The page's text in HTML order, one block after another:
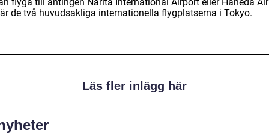
de två huvudsakliga internationella flygplatserna i Tokyo.
Läs fler inlägg här